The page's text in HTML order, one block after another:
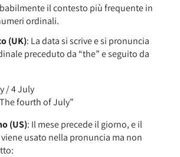
il contesto più frequente in
ordinali.
(UK): La data si scrive e si pronuncia
preceduto da “the” e seguito da
/ 4 July
fourth of July”
(US): Il mese precede il giorno, e il
usato nella pronuncia ma non